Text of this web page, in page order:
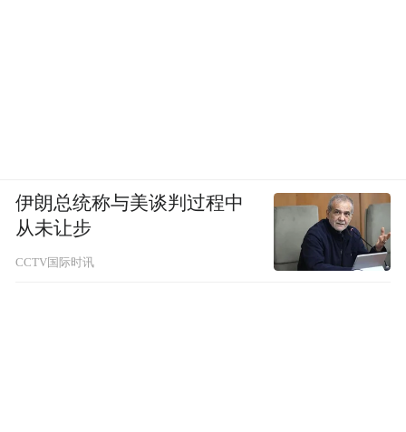
伊朗总统称与美谈判过程中
从未让步
CCTV国际时讯